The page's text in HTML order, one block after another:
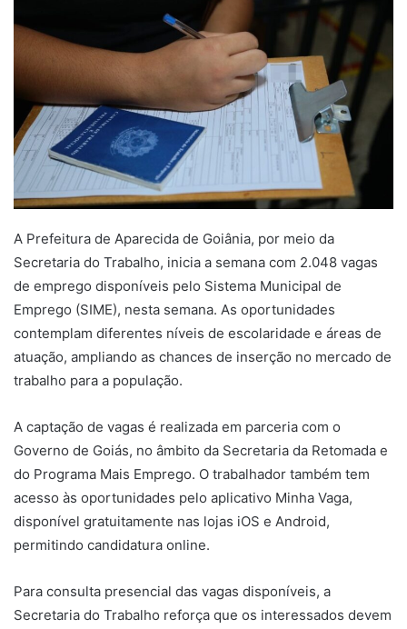
A Prefeitura de Aparecida de Goiânia, por meio da
Secretaria do Trabalho, inicia a semana com 2.048 vagas
de emprego disponíveis pelo Sistema Municipal de
Emprego (SIME), nesta semana. As oportunidades
contemplam diferentes níveis de escolaridade e áreas de
atuação, ampliando as chances de inserção no mercado de
trabalho para a população.
A captação de vagas é realizada em parceria com o
Governo de Goiás, no âmbito da Secretaria da Retomada e
do Programa Mais Emprego. O trabalhador também tem
acesso às oportunidades pelo aplicativo Minha Vaga,
disponível gratuitamente nas lojas iOS e Android,
permitindo candidatura online.
Para consulta presencial das vagas disponíveis, a
Secretaria do Trabalho reforça que os interessados devem